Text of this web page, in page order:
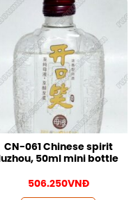
CN-061 Chinese spirit
luzhou, 50ml mini bottle
506.250VNĐ